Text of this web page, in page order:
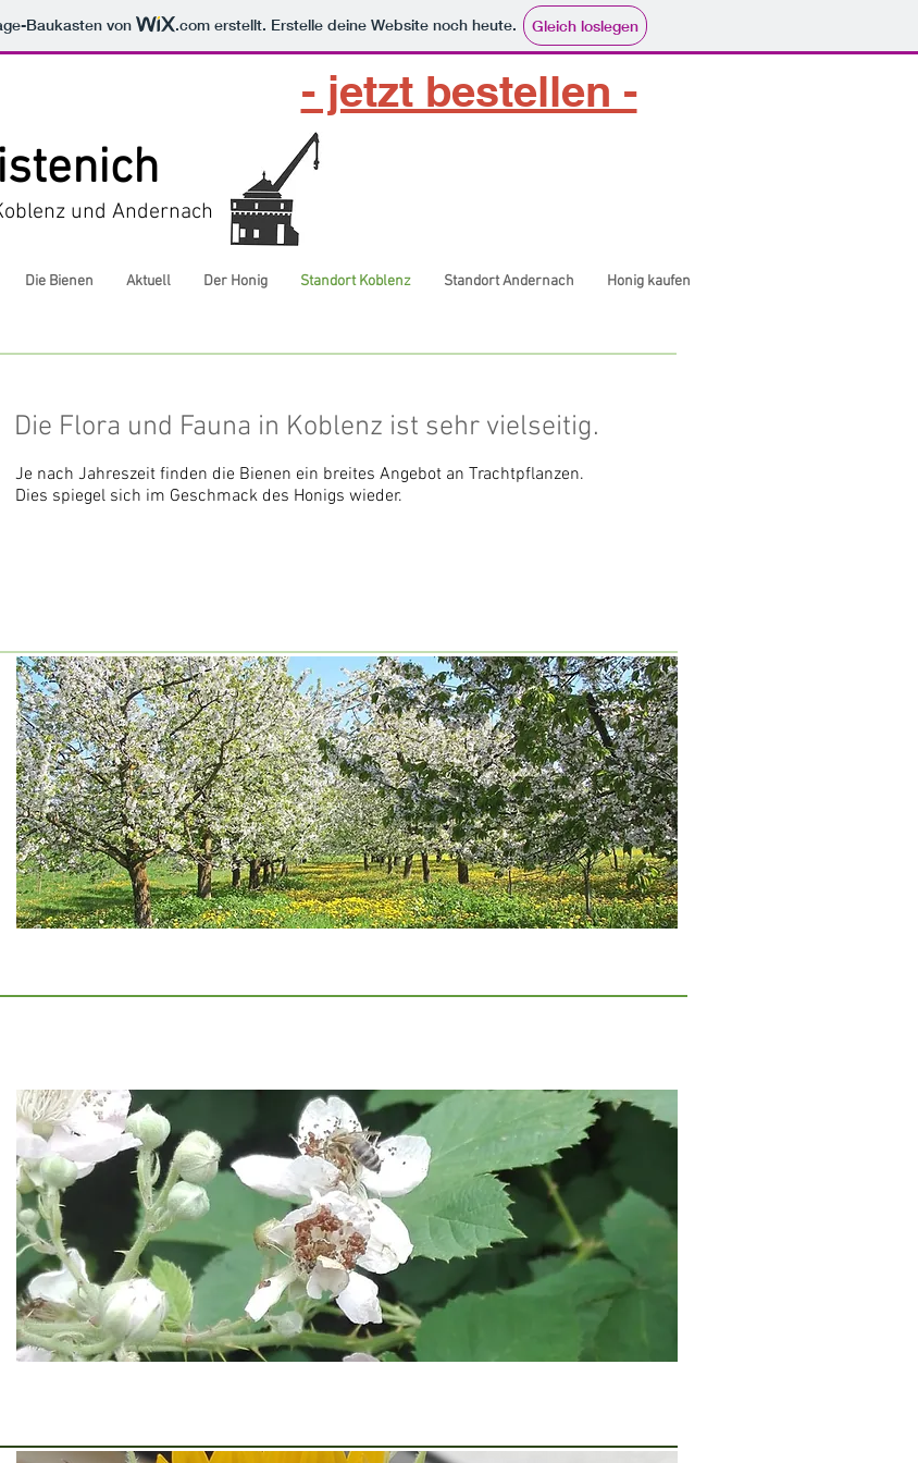
Baukasten von .com erstellt. Erstelle deine Website noch heute. Gleich loslegen
- jetzt bestellen -
und Andernach
Die Bienen Aktuell Der Honig Standort Koblenz Standort Andernach Honig kaufen
Die Flora und Fauna in Koblenz ist sehr vielseitig.
Je nach Jahreszeit finden die Bienen ein breites Angebot an Trachtpflanzen.
Dies spiegel sich im Geschmack des Honigs wieder.